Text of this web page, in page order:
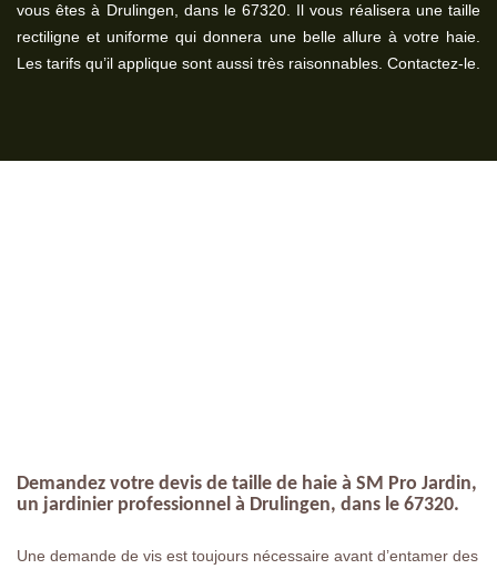
vous êtes à Drulingen, dans le 67320. Il vous réalisera une taille
rectiligne et uniforme qui donnera une belle allure à votre haie.
Les tarifs qu’il applique sont aussi très raisonnables. Contactez-le.
Demandez votre devis de taille de haie à SM Pro Jardin,
un jardinier professionnel à Drulingen, dans le 67320.
Une demande de vis est toujours nécessaire avant d’entamer des